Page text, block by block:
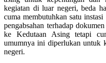
kegiatan di luar negeri, beda
cuma membutuhkan satu
pengabsahan terhadap
ke Kedutaan Asing tetapi
umumnya ini diperlukan untuk
negeri.